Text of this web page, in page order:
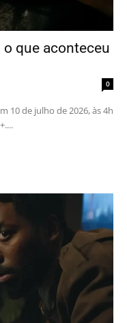
que aconteceu
0
10 de julho de 2026, às 4h